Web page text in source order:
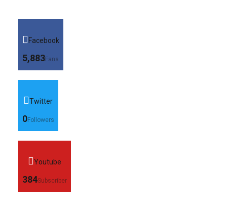
Facebook
5,883Fans
Twitter
0Followers
Youtube
384Subscriber